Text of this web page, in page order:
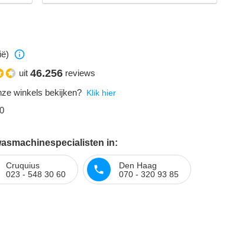
uit 46.256 reviews
winkels bekijken? Klik hier
in:
Cruquius
023 - 548 30 60
Den Haag
070 - 320 93 85